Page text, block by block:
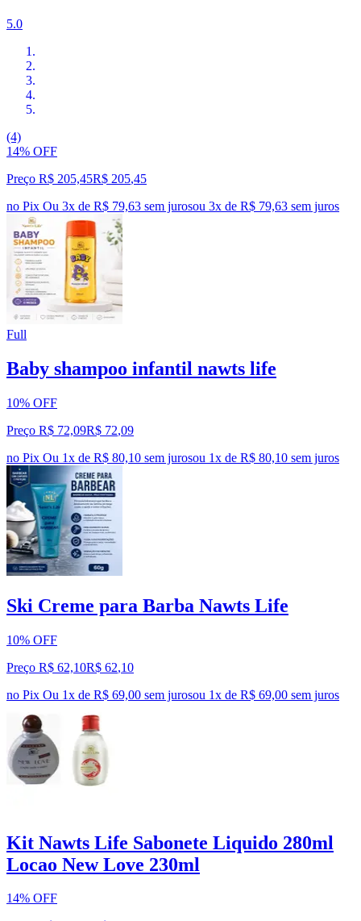
5.0
(4)
14% OFF
Preço R$ 205,45R$ 205,45
no Pix Ou 3x de R$ 79,63 sem jurosou 3x de R$ 79,63 sem juros
Full
Baby shampoo infantil nawts life
10% OFF
Preço R$ 72,09R$ 72,09
no Pix Ou 1x de R$ 80,10 sem jurosou 1x de R$ 80,10 sem juros
Ski Creme para Barba Nawts Life
10% OFF
Preço R$ 62,10R$ 62,10
no Pix Ou 1x de R$ 69,00 sem jurosou 1x de R$ 69,00 sem juros
Kit Nawts Life Sabonete Liquido 280ml
Locao New Love 230ml
14% OFF